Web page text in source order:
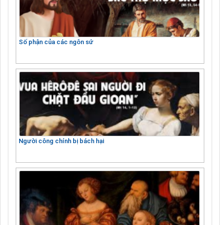
Số phận của các ngôn sứ
Người công chính bị bách hại